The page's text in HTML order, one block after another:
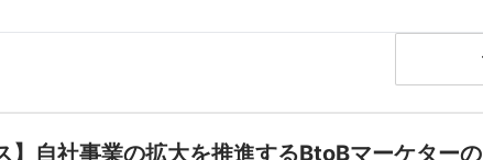
京都府 兵庫県 滋賀県 奈良県 和歌山県 鳥取県 島根県 岡山県 広島
分県 宮崎県 鹿児島県 沖縄県
】自社事業の拡大を推進するBtoBマーケター